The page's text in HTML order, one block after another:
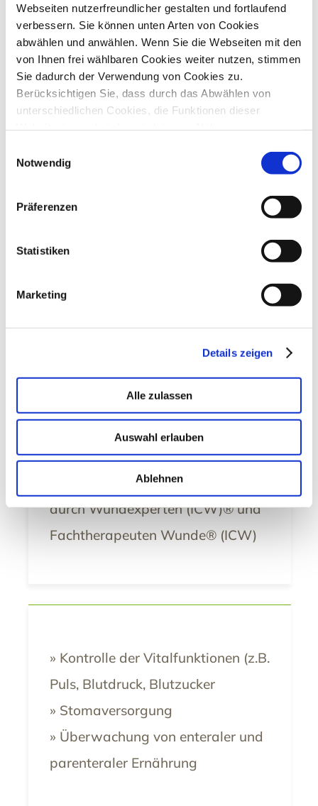
Webseiten nutzerfreundlicher gestalten und fortlaufend
verbessern. Sie können unten Arten von Cookies
abwählen und anwählen. Wenn Sie die Webseiten mit den
von Ihnen frei wählbaren Cookies weiter nutzen, stimmen
Sie dadurch der Verwendung von Cookies zu.
Berücksichtigen Sie, dass durch das Abwählen von
unterschiedlichen Cookies, die Funktionen dieser
Datenschutzinformationen
. Vielen Dank für Ihre
Notwendig
Präferenzen
Statistiken
Marketing
Details zeigen
Alle zulassen
Auswahl erlauben
Ablehnen
ausschließlich von
Pflegefachkräften erbracht.
Behandlungspflege ist durch Ihren
Arzt/Hausarzt verordnungsfähig
und über die Krankenkasse
abrechenbar.
von Medikamenten
» Verabreichung von s. c. / i. m.
» Anlegen von
Kompressionsstrümpfen und -
verbänden
» Modernes Wundmanagement
mbulante Wundversorgung
durch Wundexperten (ICW)® und
Fachtherapeuten Wunde® (ICW)
» Kontrolle der Vitalfunktionen (z.B.
Puls, Blutdruck, Blutzucker
» Stomaversorgung
» Überwachung von enteraler und
parenteraler Ernährung